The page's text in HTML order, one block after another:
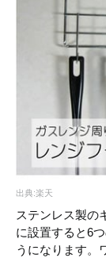
出典:楽天
ステンレス製の
に設置すると6
うになります。